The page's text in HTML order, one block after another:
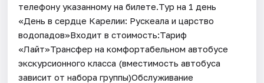
телефону указанному на билете.Тур на 1 день
«День в сердце Карелии: Рускеала и царство
водопадов»Входит в стоимость:Тариф
«Лайт»Трансфер на комфортабельном автобусе
экскурсионного класса (вместимость автобуса
зависит от набора группы)Обслуживание